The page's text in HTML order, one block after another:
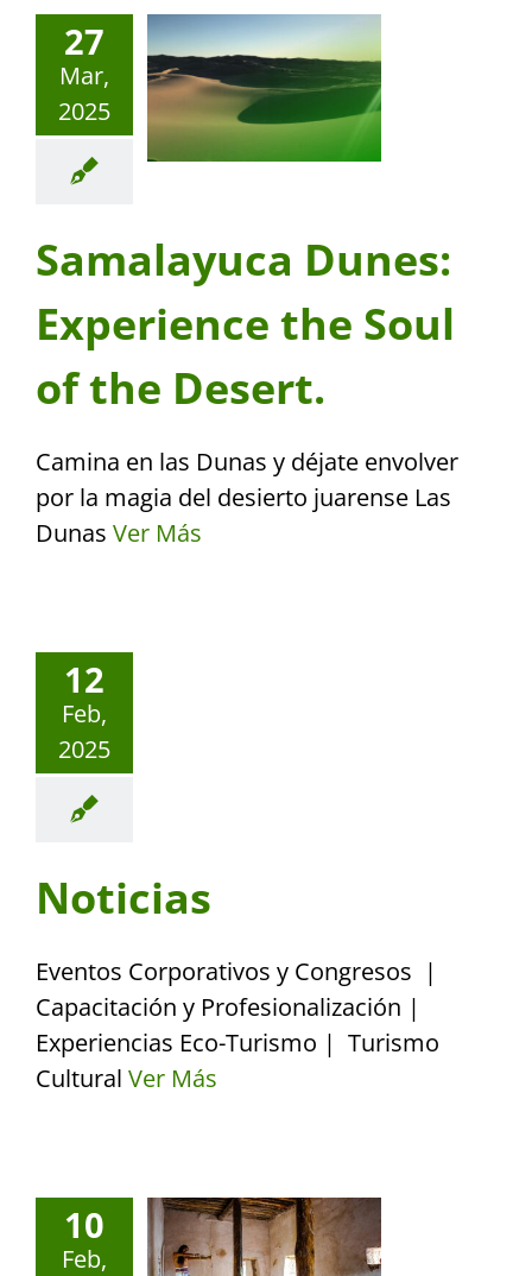
27
Mar,
2025
Samalayuca Dunes:
Experience the Soul
of the Desert.
Camina en las Dunas y déjate envolver
por la magia del desierto juarense Las
Dunas Ver Más
12
Feb,
2025
Noticias
Eventos Corporativos y Congresos |
Capacitación y Profesionalización |
Experiencias Eco-Turismo | Turismo
Cultural Ver Más
10
Feb,